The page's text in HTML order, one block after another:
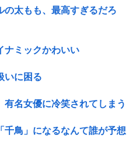
の太もも、最高すぎるだろ
ミックかわいい
いに困る
有名女優に冷笑されてしまう
千鳥」になるなんて誰が予想